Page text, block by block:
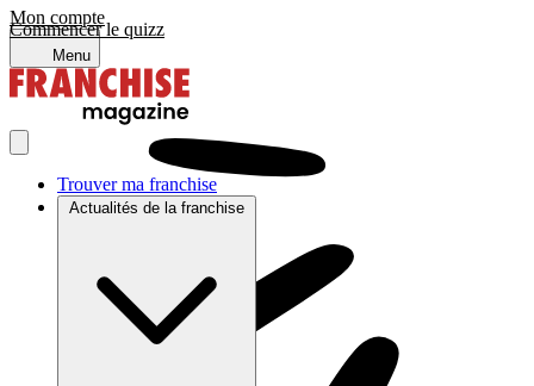
Mon compte
Menu
Trouver ma franchise
Actualités de la franchise
Commencer le quizz